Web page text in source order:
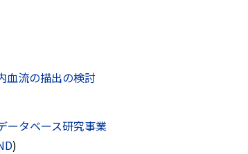
血流の描出の検討
ータベース研究事業
)